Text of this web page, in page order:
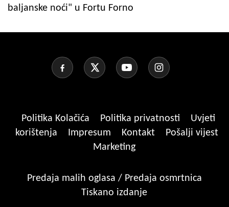
baljanske noći" u Fortu Forno
Politika Kolačića Politika privatnosti
Uvjeti
korištenja
Impresum Kontakt
Pošalji vijest
Marketing
Predaja malih oglasa / Predaja osmrtnica
Tiskano izdanje